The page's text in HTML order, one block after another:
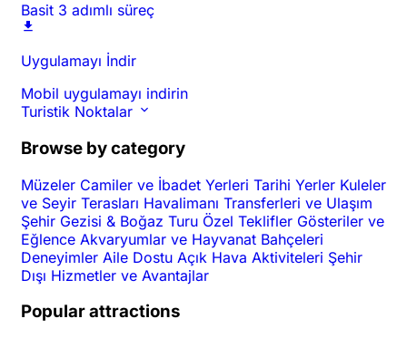
Basit 3 adımlı süreç
Uygulamayı İndir
Mobil uygulamayı indirin
Turistik Noktalar
Browse by category
Müzeler Camiler ve İbadet Yerleri Tarihi Yerler Kuleler
ve Seyir Terasları Havalimanı Transferleri ve Ulaşım
Şehir Gezisi & Boğaz Turu Özel Teklifler Gösteriler ve
Eğlence Akvaryumlar ve Hayvanat Bahçeleri
Deneyimler Aile Dostu Açık Hava Aktiviteleri Şehir
Dışı Hizmetler ve Avantajlar
Popular attractions